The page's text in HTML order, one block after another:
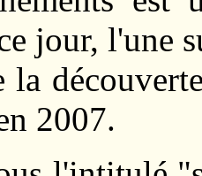
jour, l'une
la
2007.